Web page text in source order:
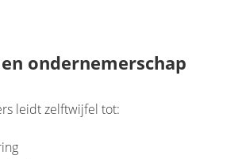
ondernemerschap
leidt zelftwijfel tot: